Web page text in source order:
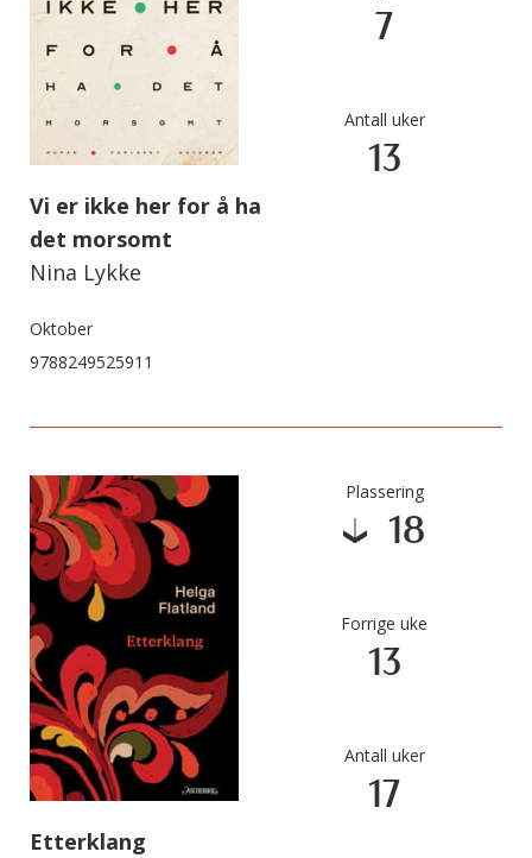
Vi er ikke her for å ha
det morsomt
Nina Lykke
Oktober
9788249525911
7
Antall uker
13
Etterklang
Plassering
18
Forrige uke
13
Antall uker
17